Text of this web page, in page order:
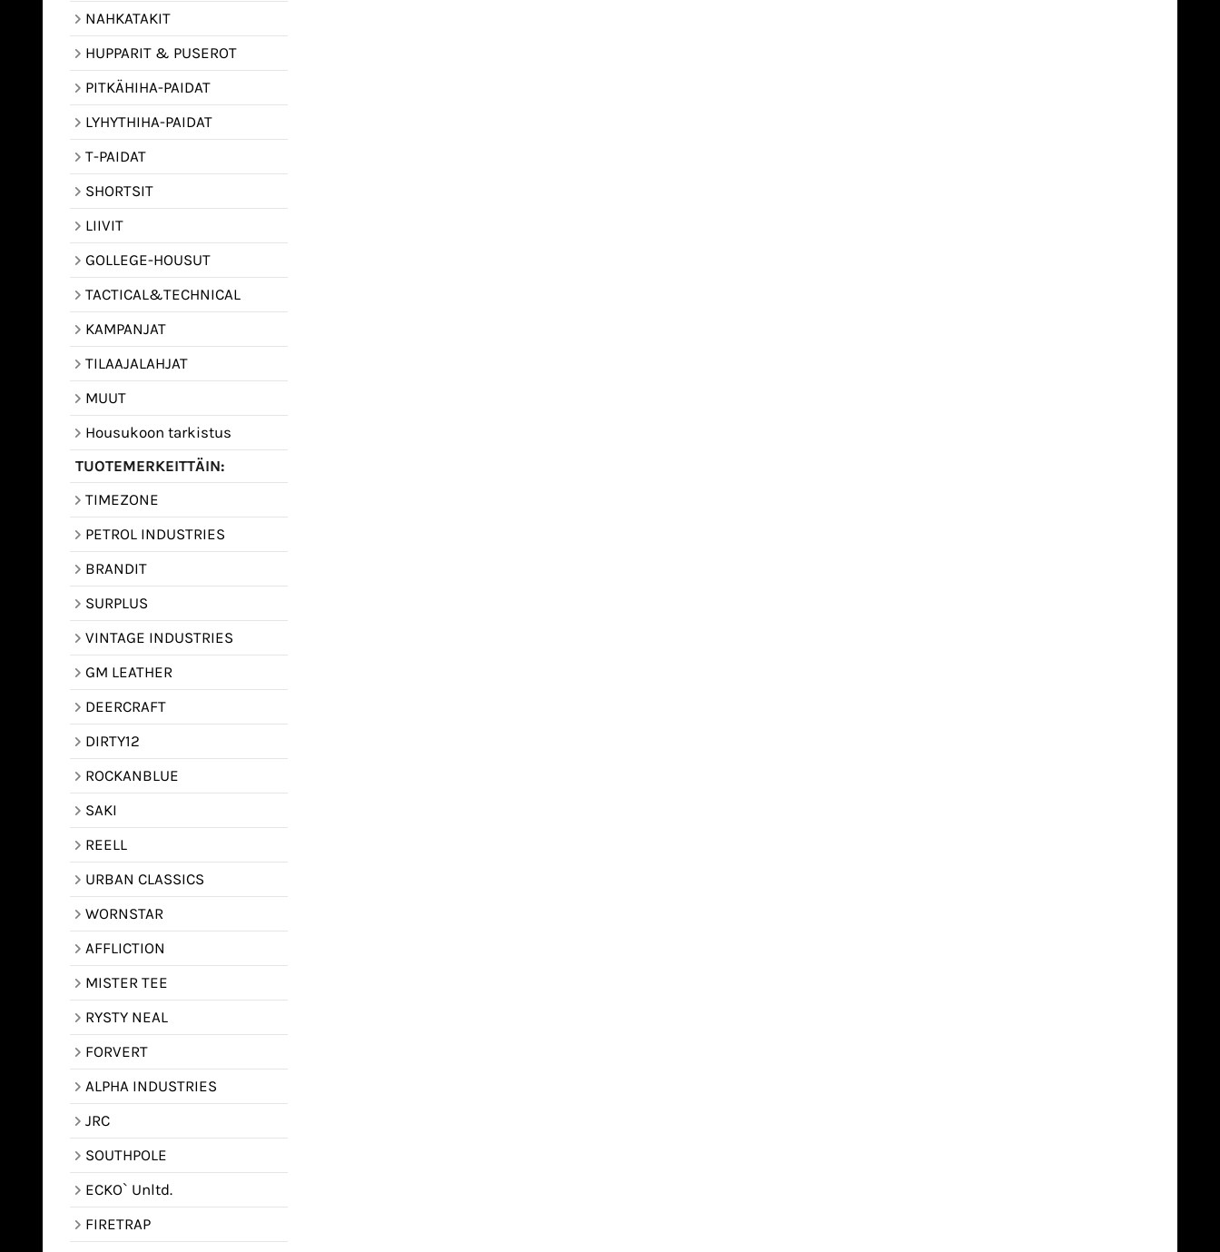
NAHKATAKIT
HUPPARIT & PUSEROT
PITKÄHIHA-PAIDAT
LYHYTHIHA-PAIDAT
T-PAIDAT
SHORTSIT
LIIVIT
GOLLEGE-HOUSUT
TACTICAL&TECHNICAL
KAMPANJAT
TILAAJALAHJAT
MUUT
Housukoon tarkistus
TUOTEMERKEITTÄIN:
TIMEZONE
PETROL INDUSTRIES
BRANDIT
SURPLUS
VINTAGE INDUSTRIES
GM LEATHER
DEERCRAFT
DIRTY12
ROCKANBLUE
SAKI
REELL
URBAN CLASSICS
WORNSTAR
AFFLICTION
MISTER TEE
RYSTY NEAL
FORVERT
ALPHA INDUSTRIES
JRC
SOUTHPOLE
ECKO` Unltd.
FIRETRAP